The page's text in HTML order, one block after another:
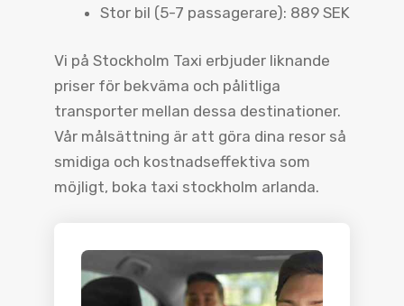
Stor bil (5-7 passagerare): 889 SEK
Vi på Stockholm Taxi erbjuder liknande
priser för bekväma och pålitliga
transporter mellan dessa destinationer.
Vår målsättning är att göra dina resor så
smidiga och kostnadseffektiva som
möjligt, boka taxi stockholm arlanda.